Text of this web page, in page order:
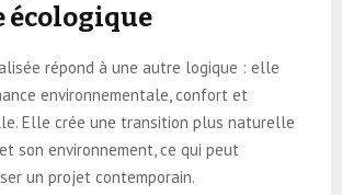
écologique
répond à une autre logique : elle
environnementale, confort et
Elle crée une transition plus naturelle
son environnement, ce qui peut
un projet contemporain.